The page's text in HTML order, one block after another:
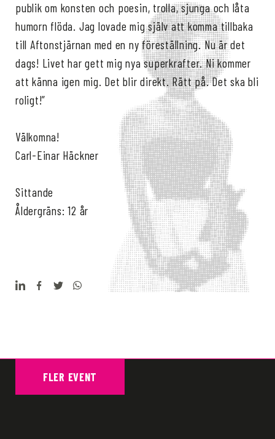
publik om konsten och poesin, trolla, sjunga och låta
humorn flöda. Jag lovade mig själv att komma tillbaka
till Aftonstjärnan med en ny föreställning. Nu är det
dags! Livet har gett mig nya superkrafter. Ni kommer
att känna igen mig. Det blir direkt. Rätt på. Det ska bli
roligt!”
Välkomna!
Carl-Einar Häckner
Sittande
Åldergräns: 12 år
FLER EVENT